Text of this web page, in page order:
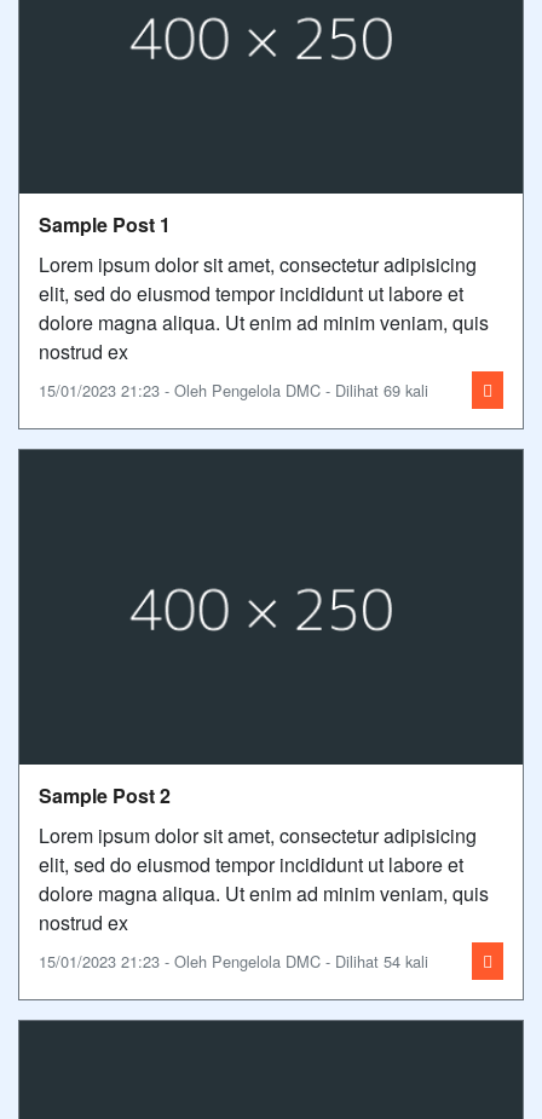
Sample Post 1
Lorem ipsum dolor sit amet, consectetur adipisicing
elit, sed do eiusmod tempor incididunt ut labore et
dolore magna aliqua. Ut enim ad minim veniam, quis
nostrud ex
15/01/2023 21:23 - Oleh Pengelola DMC - Dilihat 69 kali
Sample Post 2
Lorem ipsum dolor sit amet, consectetur adipisicing
elit, sed do eiusmod tempor incididunt ut labore et
dolore magna aliqua. Ut enim ad minim veniam, quis
nostrud ex
15/01/2023 21:23 - Oleh Pengelola DMC - Dilihat 54 kali